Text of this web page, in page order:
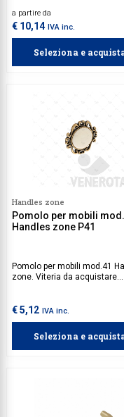
a partire da
€ 10,14 IVA inc.
Seleziona e
Handles zone
Pomolo per mobili
Handles zone P41
Pomolo per mobili mod.41
zone. Viteria da acquistare
€ 5,12 IVA inc.
Seleziona e